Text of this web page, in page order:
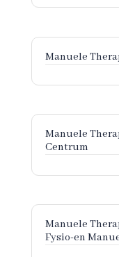
Manuele
Manuele
Centrum
Manuele
Fysio-en